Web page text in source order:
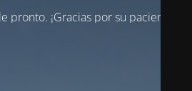
pronto. ¡Gracias por su paciencia!